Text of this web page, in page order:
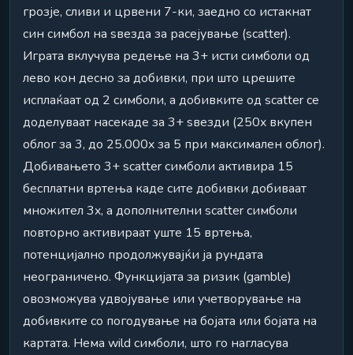
грозје, сливи и црвени 7-ки, заедно со истакнат
син симбол на ѕвезда за расејување (scatter).
Играта вклучува редење на 3+ исти симболи од
лево кон десно за добивки, при што црешите
исплаќаат од 2 симболи, а добивките од scatter се
доделуваат насекаде за 3+ ѕвезди (250x вкупен
облог за 3, до 25.000x за 5 при максимален облог).
Добивањето 3+ scatter симболи активира 15
бесплатни вртења каде сите добивки добиваат
множител 3x, а дополнителни scatter симболи
повторно активираат уште 15 вртења,
потенцијално продолжувајќи ја рундата
неограничено. Функцијата за ризик (gamble)
овозможува удвојување или учетворување на
добивките со погодување на бојата или бојата на
картата. Нема wild симболи, што го нагласува